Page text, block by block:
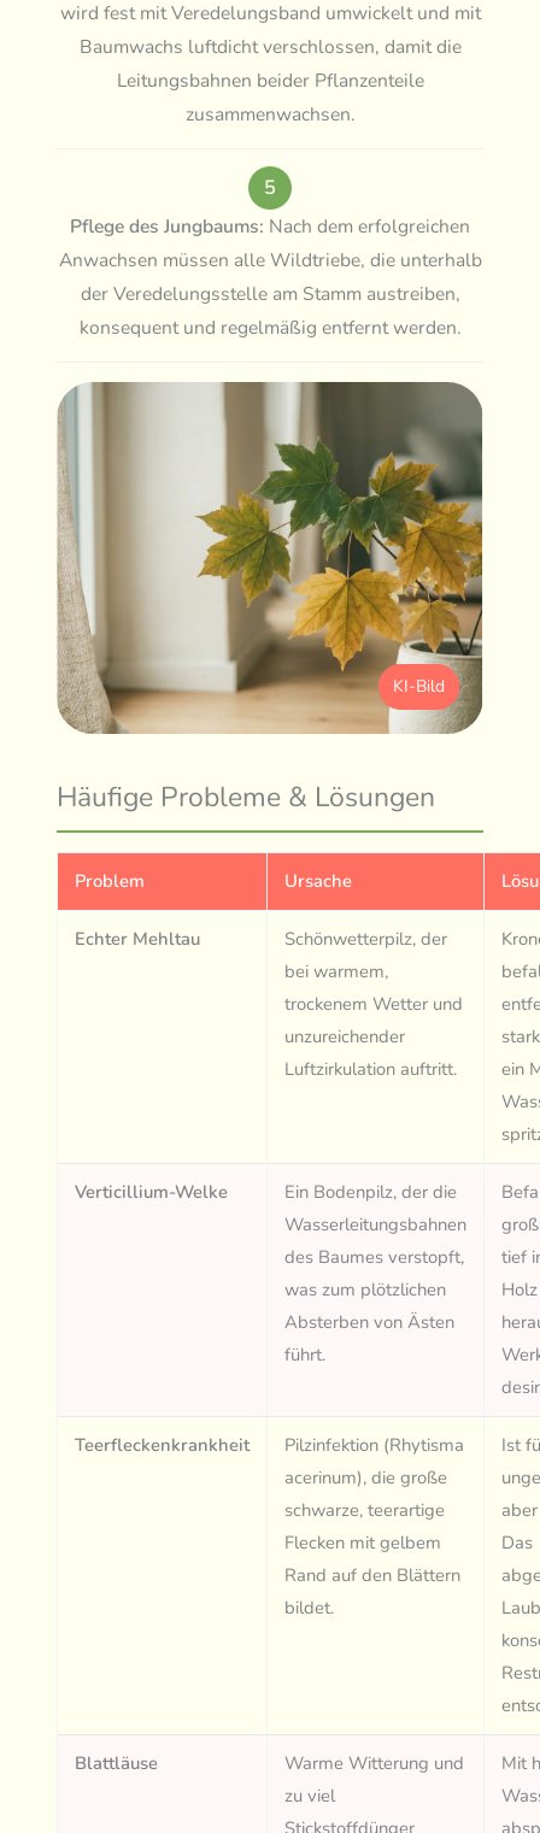
wird fest mit Veredelungsband umwickelt und mit
Baumwachs luftdicht verschlossen, damit die
Leitungsbahnen beider Pflanzenteile
zusammenwachsen.
5
Pflege des Jungbaums: Nach dem erfolgreichen
Anwachsen müssen alle Wildtriebe, die unterhalb
der Veredelungsstelle am Stamm austreiben,
konsequent und regelmäßig entfernt werden.
KI-Bild
Häufige Probleme & Lösungen
Problem Ursache
Echter Mehltau
Schönwetterpilz, der
bei warmem,
trockenem Wetter und
unzureichender
Luftzirkulation auftritt.
ein
Verticillium-Welke
Ein Bodenpilz, der die
Wasserleitungsbahnen
des Baumes verstopft,
was zum plötzlichen
Absterben von Ästen
führt.
tief
Holz
Teerfleckenkrankheit
Pilzinfektion (Rhytisma
acerinum), die große
schwarze, teerartige
Flecken mit gelbem
Rand auf den Blättern
bildet.
Ist
Das
Blattläuse
Warme Witterung und
zu viel
Mit